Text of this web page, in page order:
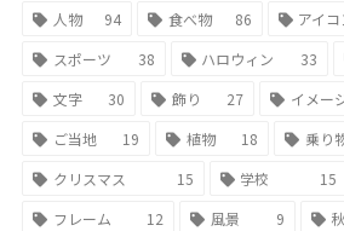
人物
94 食べ物 86 アイコ
スポーツ
38 ハロウィン 33
文字
30 飾り 27 イメー
ご当地
19 植物 18 乗り
クリスマス
15 学校 15
フレーム
12 風景 9 秋